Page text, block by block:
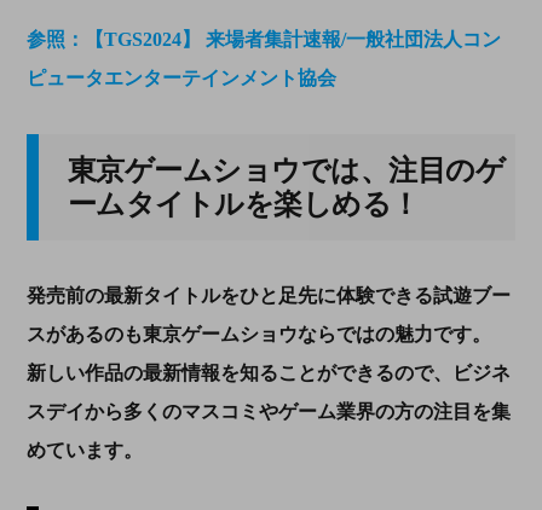
参照：【TGS2024】 来場者集計速報/一般社団法人コン
ピュータエンターテインメント協会
東京ゲームショウでは、注目のゲ
ームタイトルを楽しめる！
発売前の最新タイトルをひと足先に体験できる試遊ブー
スがあるのも東京ゲームショウならではの魅力です。
新しい作品の最新情報を知ることができるので、ビジネ
スデイから多くのマスコミやゲーム業界の方の注目を集
めています。